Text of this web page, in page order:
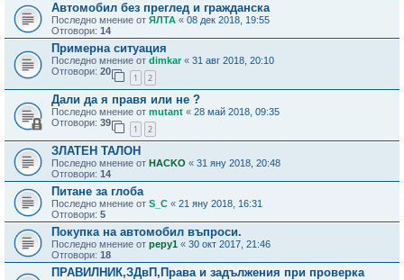
Автомобил без преглед и гражданска
Последно мнение от ЯЛТА « 08 дек 2018, 19:55
Отговори: 14
Примерна ситуация
Последно мнение от dimkar « 31 авг 2018, 20:10
Отговори: 20
1 2
Дали да я правя или не ?
Последно мнение от mutant « 28 май 2018, 09:35
Отговори: 39
1 2
ЗЛАТЕН ТАЛОН
Последно мнение от HACKO « 31 яну 2018, 20:48
Отговори: 14
Питане за глоба
Последно мнение от S_C « 21 яну 2018, 16:31
Отговори: 5
Покупка на автомобил въпроси.
Последно мнение от pepy1 « 30 окт 2017, 21:46
Отговори: 18
ПРАВИЛНИК,ЗДвП,Права и задължения при проверка